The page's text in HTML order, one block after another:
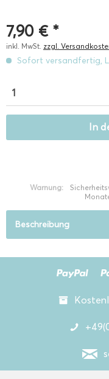
7,90 € *
inkl. MwSt. zzgl.
Sofort versandfertig,
In
Warnung:
Beschreibung